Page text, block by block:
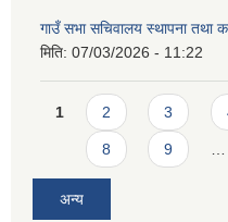
गाउँ सभा सचिवालय स्थापना तथा
मिति: 07/03/2026 - 11:22
Pages
1 2 3
8 9
अन्य